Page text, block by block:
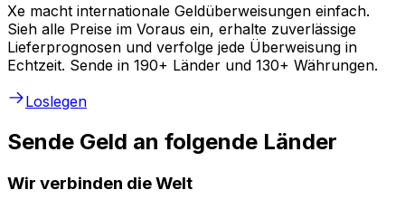
Xe macht internationale Geldüberweisungen einfach.
Sieh alle Preise im Voraus ein, erhalte zuverlässige
Lieferprognosen und verfolge jede Überweisung in
Echtzeit. Sende in 190+ Länder und 130+ Währungen.
Loslegen
Sende Geld an folgende Länder
Wir verbinden die Welt